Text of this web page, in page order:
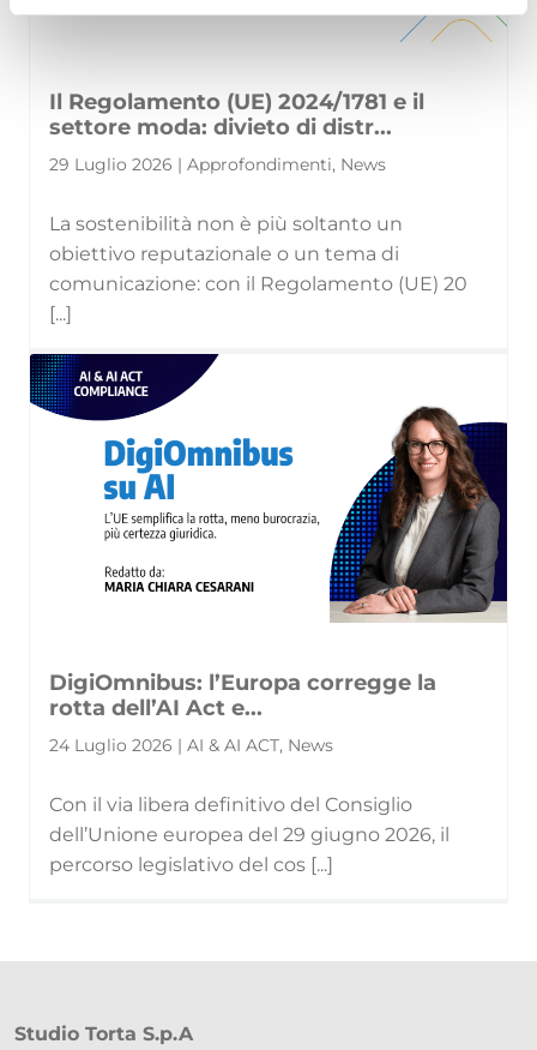
Il Regolamento (UE) 2024/1781 e il
settore moda: divieto di distr...
29 Luglio 2026 | Approfondimenti, News
La sostenibilità non è più soltanto un
obiettivo reputazionale o un tema di
comunicazione: con il Regolamento (UE) 20
[...]
DigiOmnibus: l’Europa corregge la
rotta dell’AI Act e...
24 Luglio 2026 | AI & AI ACT, News
Con il via libera definitivo del Consiglio
dell’Unione europea del 29 giugno 2026, il
percorso legislativo del cos [...]
Studio Torta S.p.A